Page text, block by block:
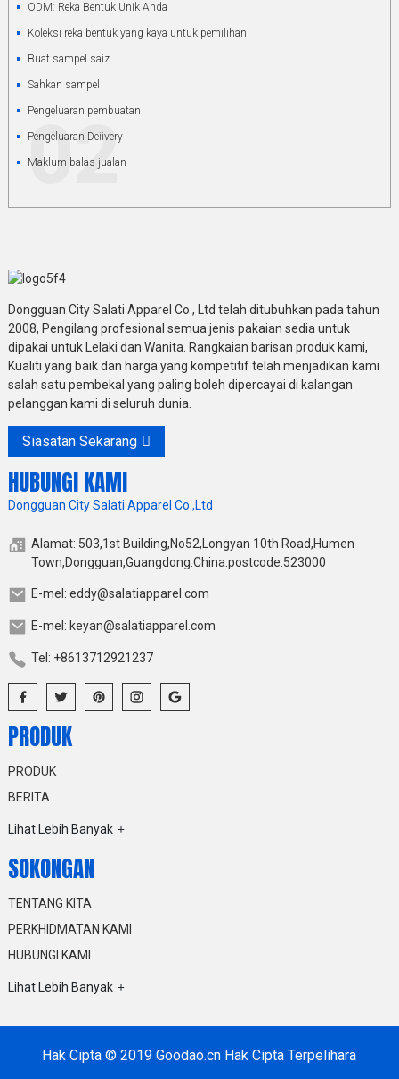
ODM: Reka Bentuk Unik Anda
Koleksi reka bentuk yang kaya untuk pemilihan
Buat sampel saiz
Sahkan sampel
Pengeluaran pembuatan
Pengeluaran Deiivery
Maklum balas jualan
02
Dongguan City Salati Apparel Co., Ltd telah ditubuhkan pada tahun
2008, Pengilang profesional semua jenis pakaian sedia untuk
dipakai untuk Lelaki dan Wanita. Rangkaian barisan produk kami,
Kualiti yang baik dan harga yang kompetitif telah menjadikan kami
salah satu pembekal yang paling boleh dipercayai di kalangan
pelanggan kami di seluruh dunia.
Siasatan Sekarang
HUBUNGI KAMI
Dongguan City Salati Apparel Co.,Ltd
Alamat: 503,1st Building,No52,Longyan 10th Road,Humen
Town,Dongguan,Guangdong.China.postcode.523000
E-mel: eddy@salatiapparel.com
E-mel: keyan@salatiapparel.com
Tel: +8613712921237
PRODUK
PRODUK
BERITA
Lihat Lebih Banyak
SOKONGAN
TENTANG KITA
PERKHIDMATAN KAMI
HUBUNGI KAMI
Lihat Lebih Banyak
Hak Cipta © 2019 Goodao.cn Hak Cipta Terpelihara